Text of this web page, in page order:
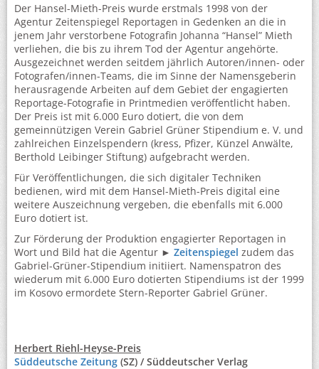
Der Hansel-Mieth-Preis wurde erstmals 1998 von der
Agentur Zeitenspiegel Reportagen in Gedenken an die in
jenem Jahr verstorbene Fotografin Johanna “Hansel” Mieth
verliehen, die bis zu ihrem Tod der Agentur angehörte.
Ausgezeichnet werden seitdem jährlich Autoren/innen- oder
Fotografen/innen-Teams, die im Sinne der Namensgeberin
herausragende Arbeiten auf dem Gebiet der engagierten
Reportage-Fotografie in Printmedien veröffentlicht haben.
Der Preis ist mit 6.000 Euro dotiert, die von dem
gemeinnützigen Verein Gabriel Grüner Stipendium e. V. und
zahlreichen Einzelspendern (kress, Pfizer, Künzel Anwälte,
Berthold Leibinger Stiftung) aufgebracht werden.
Für Veröffentlichungen, die sich digitaler Techniken
bedienen, wird mit dem Hansel-Mieth-Preis digital eine
weitere Auszeichnung vergeben, die ebenfalls mit 6.000
Euro dotiert ist.
Zur Förderung der Produktion engagierter Reportagen in
Wort und Bild hat die Agentur ► Zeitenspiegel zudem das
Gabriel-Grüner-Stipendium initiiert. Namenspatron des
wiederum mit 6.000 Euro dotierten Stipendiums ist der 1999
im Kosovo ermordete Stern-Reporter Gabriel Grüner.
Herbert Riehl-Heyse-Preis
Süddeutsche Zeitung (SZ) / Süddeutscher Verlag